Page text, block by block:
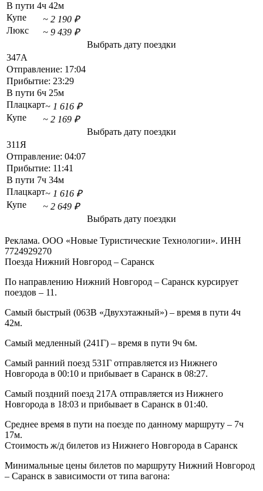
В пути 4ч 42м
Купе
~ 2 190 ₽
Люкс
~ 9 439 ₽
Выбрать дату поездки
347А
Отправление: 17:04
Прибытие: 23:29
В пути 6ч 25м
Плацкарт~ 1 616 ₽
Купе
~ 2 169 ₽
Выбрать дату поездки
311Я
Отправление: 04:07
Прибытие: 11:41
В пути 7ч 34м
Плацкарт~ 1 616 ₽
Купе
~ 2 649 ₽
Выбрать дату поездки
Реклама. ООО «Новые Туристические Технологии». ИНН
7724929270
Поезда Нижний Новгород – Саранск
По направлению Нижний Новгород – Саранск курсирует
поездов – 11.
Самый быстрый (063В «Двухэтажный») – время в пути 4ч
42м.
Самый медленный (241Г) – время в пути 9ч 6м.
Самый ранний поезд 531Г отправляется из Нижнего
Новгорода в 00:10 и прибывает в Саранск в 08:27.
Самый поздний поезд 217А отправляется из Нижнего
Новгорода в 18:03 и прибывает в Саранск в 01:40.
Среднее время в пути на поезде по данному маршруту – 7ч
17м.
Стоимость ж/д билетов из Нижнего Новгорода в Саранск
Минимальные цены билетов по маршруту Нижний Новгород
– Саранск в зависимости от типа вагона: